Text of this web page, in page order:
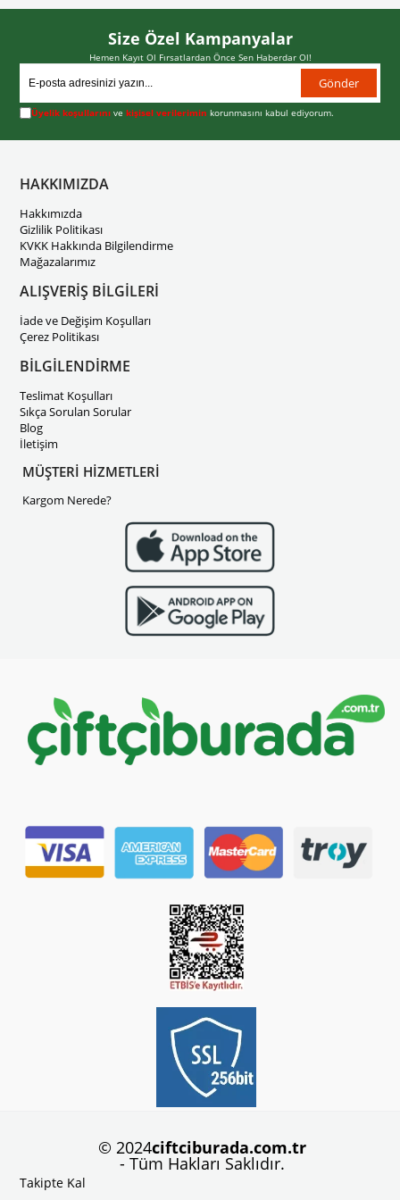
Size Özel Kampanyalar
Hemen Kayıt Ol Fırsatlardan Önce Sen Haberdar Ol!
Gönder
Üyelik koşullarını vekişisel verilerimin korunmasını kabul ediyorum.
HAKKIMIZDA
Hakkımızda
Gizlilik Politikası
KVKK Hakkında Bilgilendirme
Mağazalarımız
ALIŞVERİŞ BİLGİLERİ
İade ve Değişim Koşulları
Çerez Politikası
BİLGİLENDİRME
Teslimat Koşulları
Sıkça Sorulan Sorular
Blog
İletişim
MÜŞTERİ HİZMETLERİ
Kargom Nerede?
© 2024ciftciburada.com.tr
- Tüm Hakları Saklıdır.
Takipte Kal